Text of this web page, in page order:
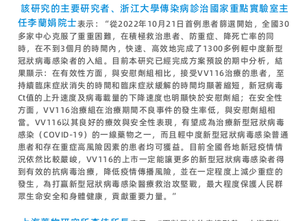
該研究的主要研究者、浙江大學傳染病診治國家重點實驗室主
任李蘭娟院士表示：“從2022年10月21日首例患者篩選開始，全國30
多家中心克服了重重困難，在積極救治患者、防重症、降死亡率的同
時，在不到3個月的時間內，快速、高效地完成了1300多例輕中度新型
冠狀病毒感染者的入組。目前本研究已經完成方案預設的期中分析，結
果顯示：在有效性方面，與安慰劑組相比，接受VV116治療的患者，至
持續臨床症狀消失的時間和臨床症狀緩解的時間均顯著縮短，新冠病毒
Ct值的上升速度及病毒載量的下降速度也明顯快於安慰劑組；在安全性
方面，VV116治療組在治療期間不良事件的發生率低，與安慰劑組相
當。VV116以其良好的療效與安全性表現，有望成為治療新型冠狀病毒
感染（COVID-19）的一線藥物之一，而且輕中度新型冠狀病毒感染普通
患者和存在重症高風險因素的患者均可獲益。目前全國各地新冠疫情情
況依然比較嚴峻，VV116的上市一定能讓更多的新型冠狀病毒感染者得
到有效的抗病毒治療，降低疫情傳播風險，並在一定程度上減少重症的
發生，為打贏新型冠狀病毒感染醫療救治攻堅戰，最大程度保護人民群
眾生命安全和身體健康，貢獻重要力量。”